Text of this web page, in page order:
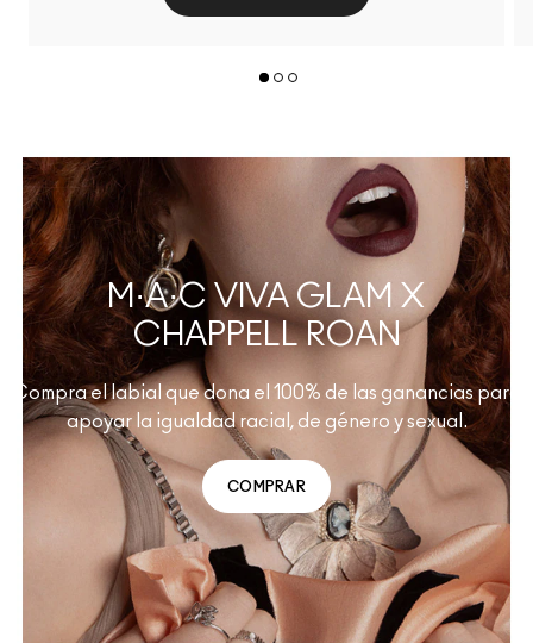
M·A·C VIVA GLAM X
CHAPPELL ROAN
Compra el labial que dona el 100% de las ganancias para
apoyar la igualdad racial, de género y sexual.
COMPRAR